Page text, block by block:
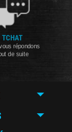
TCHAT
répondons
de suite